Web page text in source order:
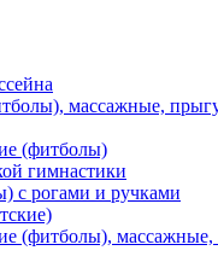
массажные,
(фитболы)
гимнастики
с рогами и ручками
(фитболы),